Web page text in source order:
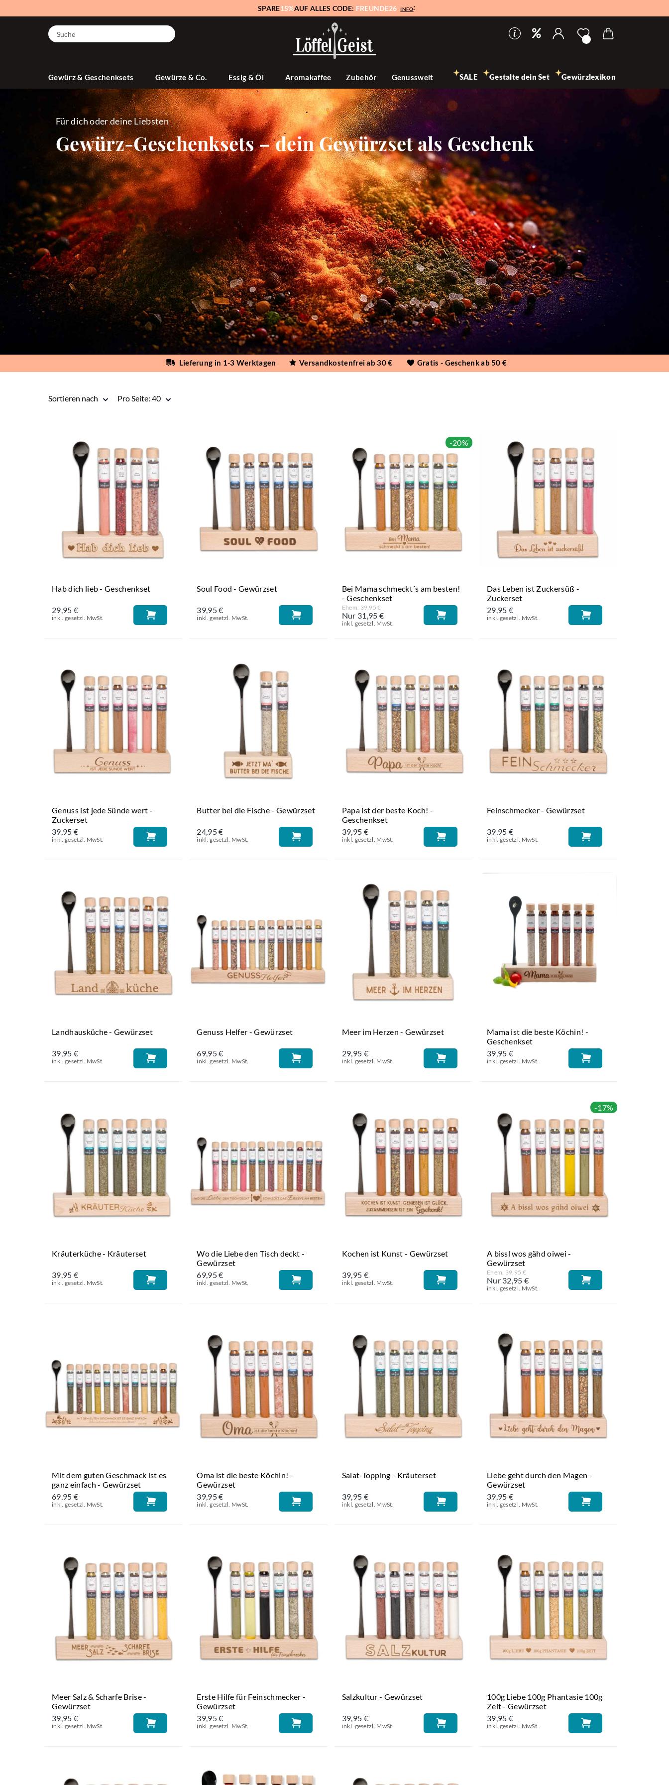
SPARE15%AUF ALLES CODE: FREUNDE26 INFO*
Suche
SALE Gestalte dein Set Gewürzlexikon
Gewürz & Geschenksets Gewürze & Co. Essig & Öl Aromakaffee Zubehör Genusswelt
Für dich oder deine Liebsten
Gewürz-Geschenksets – dein Gewürzset als Geschenk
Lieferung in 1-3 Werktagen Versandkostenfrei ab 30 € Gratis - Geschenk ab 50 €
Sortieren nach
Pro Seite: 40
Hab dich lieb - Geschenkset
29,95 €
inkl. gesetzl. MwSt.
Soul Food - Gewürzset
39,95 €
inkl. gesetzl. MwSt.
-20%
Bei Mama schmeckt´s am besten!
- Geschenkset
Ehem. 39,95 €
Nur 31,95 €
inkl. gesetzl. MwSt.
Das Leben ist Zuckersüß -
Zuckerset
29,95 €
inkl. gesetzl. MwSt.
Genuss ist jede Sünde wert -
Zuckerset
39,95 €
inkl. gesetzl. MwSt.
Butter bei die Fische - Gewürzset
24,95 €
inkl. gesetzl. MwSt.
Papa ist der beste Koch! -
Geschenkset
39,95 €
inkl. gesetzl. MwSt.
Feinschmecker - Gewürzset
39,95 €
inkl. gesetzl. MwSt.
Landhausküche - Gewürzset
39,95 €
inkl. gesetzl. MwSt.
Genuss Helfer - Gewürzset
69,95 €
inkl. gesetzl. MwSt.
Meer im Herzen - Gewürzset
29,95 €
inkl. gesetzl. MwSt.
Mama ist die beste Köchin! -
Geschenkset
39,95 €
inkl. gesetzl. MwSt.
Kräuterküche - Kräuterset
39,95 €
inkl. gesetzl. MwSt.
Wo die Liebe den Tisch deckt -
Gewürzset
69,95 €
inkl. gesetzl. MwSt.
Kochen ist Kunst - Gewürzset
39,95 €
inkl. gesetzl. MwSt.
-17%
A bissl wos gähd oiwei -
Gewürzset
Ehem. 39,95 €
Nur 32,95 €
inkl. gesetzl. MwSt.
Mit dem guten Geschmack ist es
ganz einfach - Gewürzset
69,95 €
inkl. gesetzl. MwSt.
Oma ist die beste Köchin! -
Gewürzset
39,95 €
inkl. gesetzl. MwSt.
Salat-Topping - Kräuterset
39,95 €
inkl. gesetzl. MwSt.
Liebe geht durch den Magen -
Gewürzset
39,95 €
inkl. gesetzl. MwSt.
Meer Salz & Scharfe Brise -
Gewürzset
39,95 €
inkl. gesetzl. MwSt.
Erste Hilfe für Feinschmecker -
Gewürzset
39,95 €
inkl. gesetzl. MwSt.
Salzkultur - Gewürzset
39,95 €
inkl. gesetzl. MwSt.
100g Liebe 100g Phantasie 100g
Zeit - Gewürzset
39,95 €
inkl. gesetzl. MwSt.